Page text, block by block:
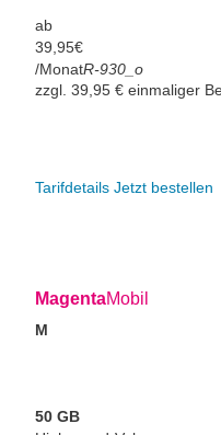
ab
39, 95€
/MonatR-930_o
zzgl. 39,95 € einmaliger
Tarifdetails Jetzt bestellen
MagentaMobil
M
50 GB